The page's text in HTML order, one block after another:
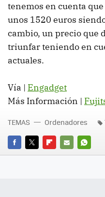
tenemos en cuenta que
unos 1520 euros
cambio, un precio que
triunfar teniendo en
actuales.
Vía | Engadget
Más Información |
FACEBOOK
TWITTERFLIPBOARD
E-
TEMAS Ordenadores